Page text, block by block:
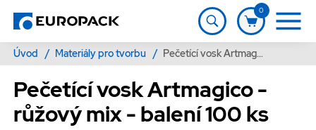
0
Úvod / Materiály pro tvorbu / Pečetící vosk Artmagico - růžový mix - balení 100 ks
Pečetící vosk Artmagico -
růžový mix - balení 100 ks